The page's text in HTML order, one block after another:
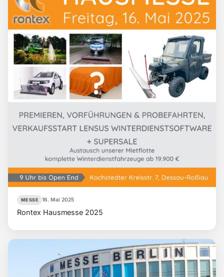
MESSE 16. Mai 2025
Rontex Hausmesse 2025